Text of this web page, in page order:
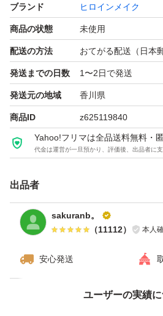
#伊勢半
#コスメ/美容
#ヒロインメイクスムースリキッ
キープ
伊勢半
#ヒロインメイク
ヒロインメイク スムースリキッド
ブランド：ヒロインメイク
ヒロインメイク スムースリキッ
ブランド：ヒロインメイク
ブランド ヒロインメイク
商品の状態 未使用
配送の方法 おてがる配送（日本
発送までの日数 1〜2日で発送
発送元の地域 香川県
商品ID z625119840
Yahoo!フリマは全品送料無料・
代金は運営が一旦預かり、評価後、出品者に
出品者
sakuranb。
（11112） 本人
安心発送
ユーザーの実績
価格の相談